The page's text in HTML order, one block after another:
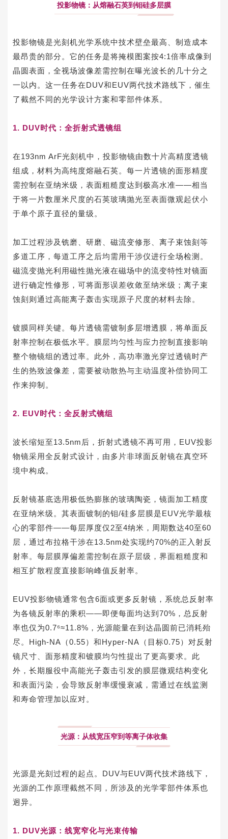
投影物镜：从熔融石英到钼硅多层膜
投影物镜是光刻机光学系统中技术壁垒最高、制造成本
最昂贵的部分。它的任务是将掩模图案按4:1倍率成像到
晶圆表面，全视场波像差需控制在曝光波长的几十分之
一以内。这一任务在DUV和EUV两代技术路线下，催生
了截然不同的光学设计方案和零部件体系。
1. DUV时代：全折射式透镜组
在193nm ArF光刻机中，投影物镜由数十片高精度透镜
组成，材料为高纯度熔融石英。每一片透镜的面形精度
需控制在亚纳米级，表面粗糙度达到极高水准——相当
于将一片数厘米尺度的石英玻璃抛光至表面微观起伏小
于单个原子直径的量级。
加工过程涉及铣磨、研磨、磁流变修形、离子束蚀刻等
多道工序，每道工序之后均需用干涉仪进行全场检测。
磁流变抛光利用磁性抛光液在磁场中的流变特性对镜面
进行确定性修形，可将面形误差收敛至纳米级；离子束
蚀刻则通过高能离子轰击实现原子尺度的材料去除。
镀膜同样关键。每片透镜需镀制多层增透膜，将单面反
射率控制在极低水平。膜层均匀性与应力控制直接影响
整个物镜组的透过率。此外，高功率激光穿过透镜时产
生的热致波像差，需要被动散热与主动温度补偿协同工
作来抑制。
2. EUV时代：全反射式镜组
波长缩短至13.5nm后，折射式透镜不再可用，EUV投影
物镜采用全反射式设计，由多片非球面反射镜在真空环
境中构成。
反射镜基底选用极低热膨胀的玻璃陶瓷，镜面加工精度
在亚纳米级。其表面镀制的钼/硅多层膜是EUV光学最核
心的零部件——每层厚度仅2至4纳米，周期数达40至60
层，通过布拉格干涉在13.5nm处实现约70%的正入射反
射率。每层膜厚偏差需控制在原子层级，界面粗糙度和
相互扩散程度直接影响峰值反射率。
EUV投影物镜通常包含6面或更多反射镜，系统总反射率
为各镜反射率的乘积——即便每面均达到70%，总反射
率也仅为0.7⁶≈11.8%，光源能量在到达晶圆前已消耗殆
尽。High-NA（0.55）和Hyper-NA（目标0.75）对反射
镜尺寸、面形精度和镀膜均匀性提出了更高要求。此
外，长期服役中高能光子轰击引发的膜层微观结构变化
和表面污染，会导致反射率缓慢衰减，需通过在线监测
和寿命管理加以应对。
光源：从线宽压窄到等离子体收集
光源是光刻过程的起点。DUV与EUV两代技术路线下，
光源的工作原理截然不同，所涉及的光学零部件体系也
迥异。
1. DUV光源：线宽窄化与光束传输